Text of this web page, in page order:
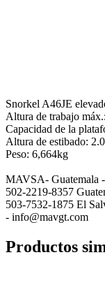
Snorkel A46JE
Altura de trabajo
Capacidad de la
Altura de estibado:
Peso: 6,664kg
MAVSA- Guatemala
502-2219-8357
503-7532-1875 El
- info@mavgt.com
Productos